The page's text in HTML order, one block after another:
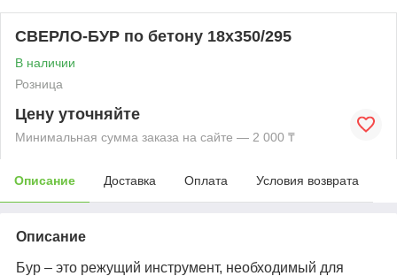
СВЕРЛО-БУР по бетону 18х350/295
В наличии
Розница
Цену уточняйте
Минимальная сумма заказа на сайте — 2 000 ₸
Описание Доставка Оплата Условия возврата
Описание
Бур – это режущий инструмент, необходимый для